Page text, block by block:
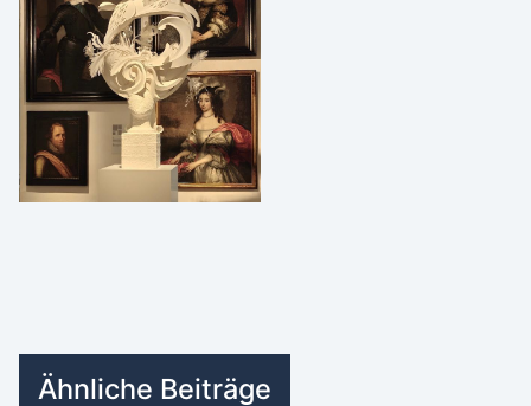
Ähnliche Beiträge